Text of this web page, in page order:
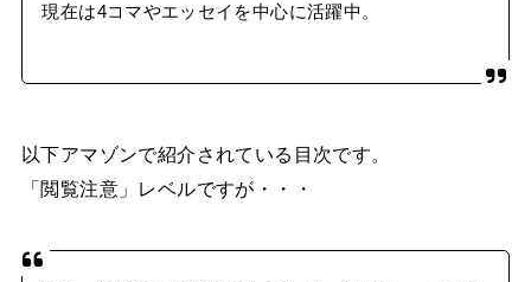
現在は4コマやエッセイを中心に活躍中。
以下アマゾンで紹介されている目次です。
「閲覧注意」レベルですが・・・